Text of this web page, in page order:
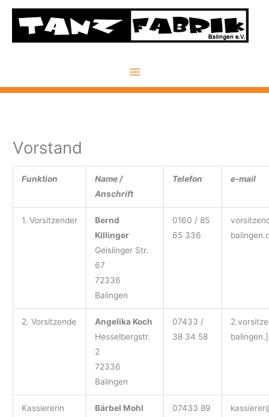
Zum
Inhalt
springen
Hauptmenü
Vorstand
Funktion
Name /
Anschrift
Telefon e-mail
1. Vorsitzender
Bernd
Killinger
Geislinger Str.
67
72336
Balingen
0160 / 85
65 336
2. Vorsitzende
Angelika Koch
Hesselbergstr.
2
72336
Balingen
07433 /
38 34 58
Kassiererin
Bärbel Mohl
07433 89